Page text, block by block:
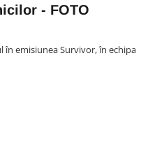
- FOTO
în emisiunea Survivor, în echipa